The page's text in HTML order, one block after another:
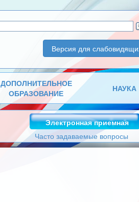
Версия для
ДОПОЛНИТЕЛЬНОЕ
ОБРАЗОВАНИЕ
НАУКА
Электронная приемная
Часто задаваемые вопросы